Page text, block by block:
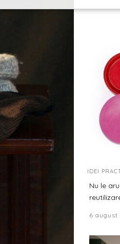
IDEI
Nu le
6 august